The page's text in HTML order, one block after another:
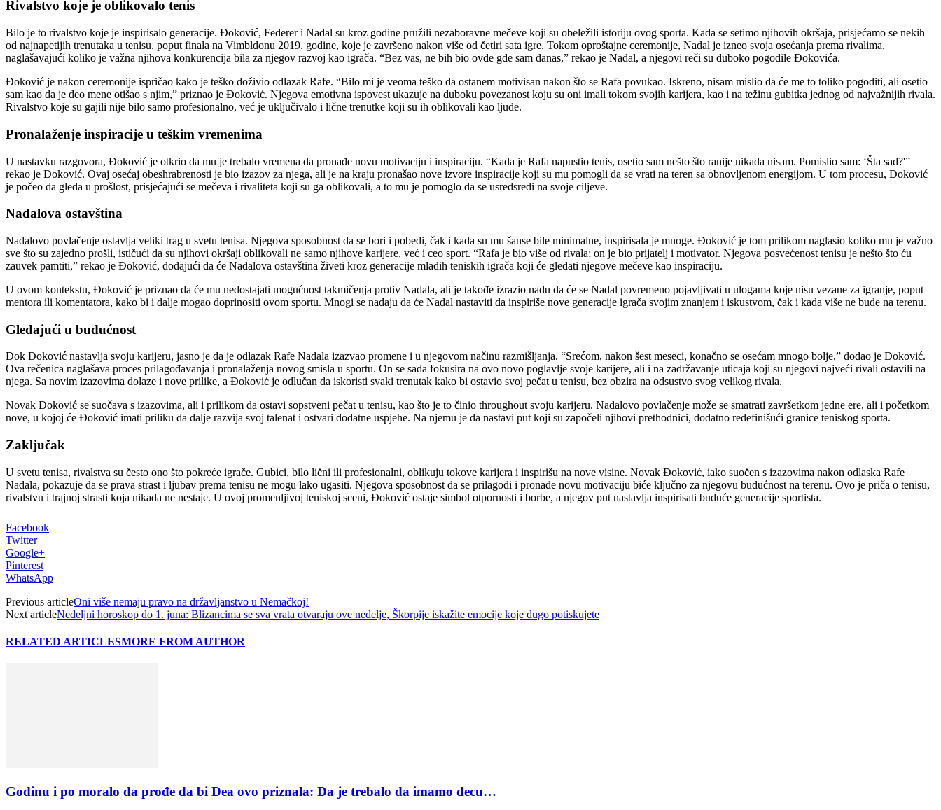
Rivalstvo koje je oblikovalo tenis
Bilo je to rivalstvo koje je inspirisalo generacije. Đoković, Federer i Nadal su kroz godine pružili nezaboravne mečeve koji su obeležili istoriju ovog sporta. Kada se setimo njihovih okršaja, prisjećamo se nekih
od najnapetijih trenutaka u tenisu, poput finala na Vimbldonu 2019. godine, koje je završeno nakon više od četiri sata igre. Tokom oproštajne ceremonije, Nadal je izneo svoja osećanja prema rivalima,
naglašavajući koliko je važna njihova konkurencija bila za njegov razvoj kao igrača. “Bez vas, ne bih bio ovde gde sam danas,” rekao je Nadal, a njegovi reči su duboko pogodile Đokovića.
Đoković je nakon ceremonije ispričao kako je teško doživio odlazak Rafe. “Bilo mi je veoma teško da ostanem motivisan nakon što se Rafa povukao. Iskreno, nisam mislio da će me to toliko pogoditi, ali osetio
sam kao da je deo mene otišao s njim,” priznao je Đoković. Njegova emotivna ispovest ukazuje na duboku povezanost koju su oni imali tokom svojih karijera, kao i na težinu gubitka jednog od najvažnijih rivala.
Rivalstvo koje su gajili nije bilo samo profesionalno, već je uključivalo i lične trenutke koji su ih oblikovali kao ljude.
Pronalaženje inspiracije u teškim vremenima
U nastavku razgovora, Đoković je otkrio da mu je trebalo vremena da pronađe novu motivaciju i inspiraciju. “Kada je Rafa napustio tenis, osetio sam nešto što ranije nikada nisam. Pomislio sam: ‘Šta sad?'”
rekao je Đoković. Ovaj osećaj obeshrabrenosti je bio izazov za njega, ali je na kraju pronašao nove izvore inspiracije koji su mu pomogli da se vrati na teren sa obnovljenom energijom. U tom procesu, Đoković
je počeo da gleda u prošlost, prisjećajući se mečeva i rivaliteta koji su ga oblikovali, a to mu je pomoglo da se usredsredi na svoje ciljeve.
Nadalova ostavština
Nadalovo povlačenje ostavlja veliki trag u svetu tenisa. Njegova sposobnost da se bori i pobedi, čak i kada su mu šanse bile minimalne, inspirisala je mnoge. Đoković je tom prilikom naglasio koliko mu je važno
sve što su zajedno prošli, ističući da su njihovi okršaji oblikovali ne samo njihove karijere, već i ceo sport. “Rafa je bio više od rivala; on je bio prijatelj i motivator. Njegova posvećenost tenisu je nešto što ću
zauvek pamtiti,” rekao je Đoković, dodajući da će Nadalova ostavština živeti kroz generacije mladih teniskih igrača koji će gledati njegove mečeve kao inspiraciju.
U ovom kontekstu, Đoković je priznao da će mu nedostajati mogućnost takmičenja protiv Nadala, ali je takođe izrazio nadu da će se Nadal povremeno pojavljivati u ulogama koje nisu vezane za igranje, poput
mentora ili komentatora, kako bi i dalje mogao doprinositi ovom sportu. Mnogi se nadaju da će Nadal nastaviti da inspiriše nove generacije igrača svojim znanjem i iskustvom, čak i kada više ne bude na terenu.
Gledajući u budućnost
Dok Đoković nastavlja svoju karijeru, jasno je da je odlazak Rafe Nadala izazvao promene i u njegovom načinu razmišljanja. “Srećom, nakon šest meseci, konačno se osećam mnogo bolje,” dodao je Đoković.
Ova rečenica naglašava proces prilagođavanja i pronalaženja novog smisla u sportu. On se sada fokusira na ovo novo poglavlje svoje karijere, ali i na zadržavanje uticaja koji su njegovi najveći rivali ostavili na
njega. Sa novim izazovima dolaze i nove prilike, a Đoković je odlučan da iskoristi svaki trenutak kako bi ostavio svoj pečat u tenisu, bez obzira na odsustvo svog velikog rivala.
Novak Đoković se suočava s izazovima, ali i prilikom da ostavi sopstveni pečat u tenisu, kao što je to činio throughout svoju karijeru. Nadalovo povlačenje može se smatrati završetkom jedne ere, ali i početkom
nove, u kojoj će Đoković imati priliku da dalje razvija svoj talenat i ostvari dodatne uspjehe. Na njemu je da nastavi put koji su započeli njihovi prethodnici, dodatno redefinišući granice teniskog sporta.
Zaključak
U svetu tenisa, rivalstva su često ono što pokreće igrače. Gubici, bilo lični ili profesionalni, oblikuju tokove karijera i inspirišu na nove visine. Novak Đoković, iako suočen s izazovima nakon odlaska Rafe
Nadala, pokazuje da se prava strast i ljubav prema tenisu ne mogu lako ugasiti. Njegova sposobnost da se prilagodi i pronađe novu motivaciju biće ključno za njegovu budućnost na terenu. Ovo je priča o tenisu,
rivalstvu i trajnoj strasti koja nikada ne nestaje. U ovoj promenljivoj teniskoj sceni, Đoković ostaje simbol otpornosti i borbe, a njegov put nastavlja inspirisati buduće generacije sportista.
Facebook
Twitter
Google+
Pinterest
WhatsApp
Previous articleOni više nemaju pravo na državljanstvo u Nemačkoj!
Next articleNedeljni horoskop do 1. juna: Blizancima se sva vrata otvaraju ove nedelje, Škorpije iskažite emocije koje dugo potiskujete
RELATED ARTICLESMORE FROM AUTHOR
Godinu i po moralo da prođe da bi Dea ovo priznala: Da je trebalo da imamo decu…